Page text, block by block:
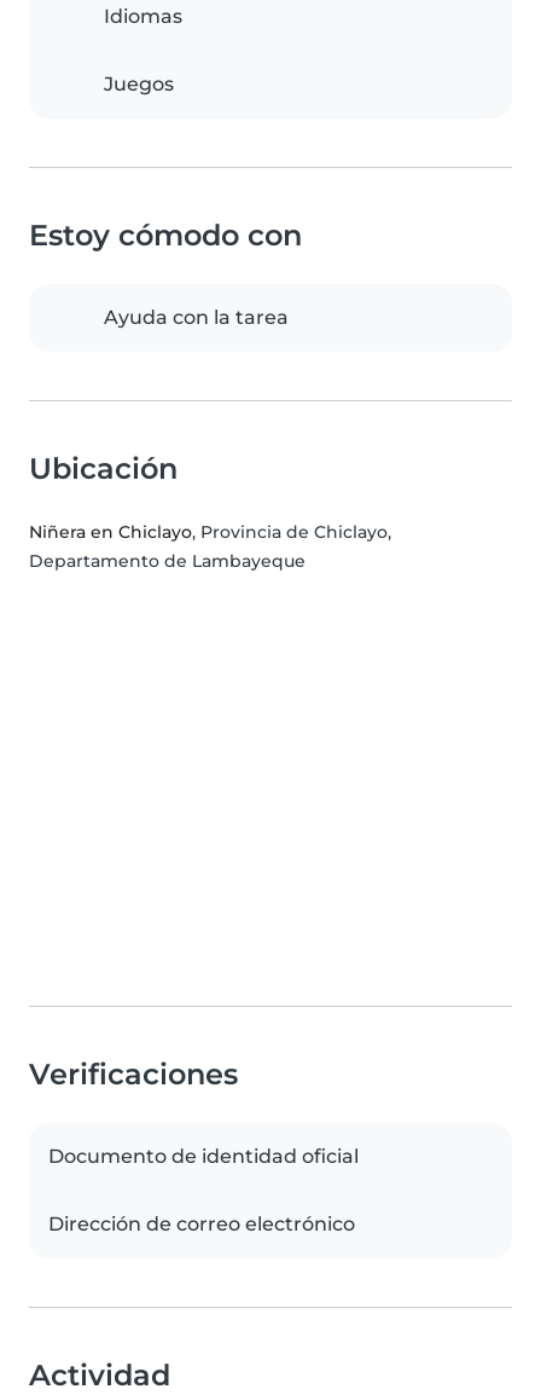
Idiomas
Juegos
Estoy cómodo con
Ayuda con la tarea
Ubicación
Niñera en Chiclayo, Provincia de Chiclayo,
Departamento de Lambayeque
Verificaciones
Documento de identidad oficial
Dirección de correo electrónico
Actividad